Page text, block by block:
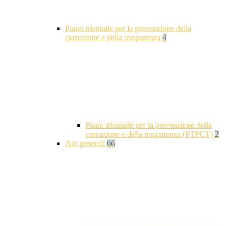
Piano triennale per la prevenzione della
corruzione e della trasparenza 4
Piano triennale per la prevenzione della
corruzione e della trasparenza (PTPCT) 2
Atti generali 66